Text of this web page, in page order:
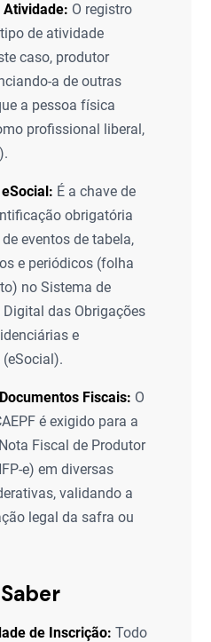
Atividade: O registro
de atividade
caso, produtor
a de outras
a pessoa física
profissional liberal,
É a chave de
obrigatória
eventos de tabela,
e periódicos (folha
no Sistema de
Digital das Obrigações
e
Fiscais: O
é exigido para a
Fiscal de Produtor
e) em diversas
validando a
legal da safra ou
de Inscrição: Todo